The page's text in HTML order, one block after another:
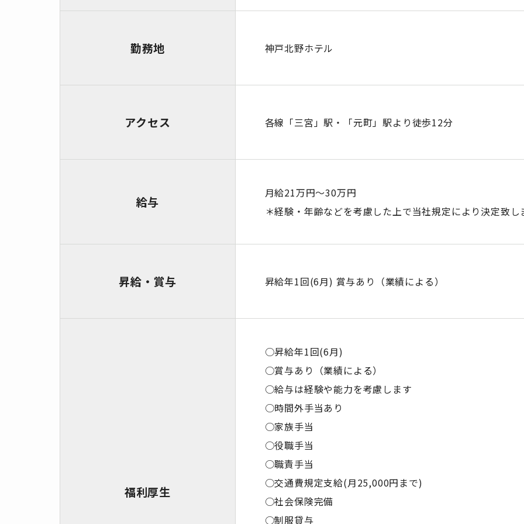
勤務地 神戸北野ホテル
アクセス 各線「三宮」駅・「元町」駅より徒歩12分
給与
月給21万円～30万円
＊経験・年齢などを考慮した上で当社規定により決定致し
昇給・賞与 昇給年1回(6月) 賞与あり（業績による）
福利厚生
○昇給年1回(6月)
○賞与あり（業績による）
○給与は経験や能力を考慮します
○時間外手当あり
○家族手当
○役職手当
○職責手当
○交通費規定支給(月25,000円まで)
○社会保険完備
○制服貸与